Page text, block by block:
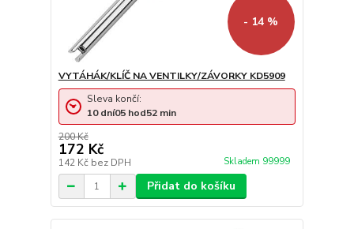
- 14 %
VYTÁHÁK/KLÍČ NA VENTILKY/ZÁVORKY KD5909
200 Kč
172 Kč
142 Kč bez DPH Skladem 99999
Sleva končí:
10 dní05 hod52 min
Přidat do košíku